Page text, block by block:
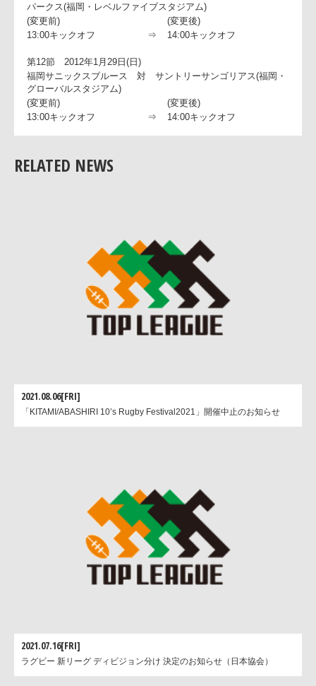
13:00キックオフ
⇒ 14:00キックオフ
第9節 2012年1月9日(月･祝)
福岡サニックスブルース 対 コカ・コーラウエストレッドス
パークス(福岡・レベルファイブスタジアム)
(変更前)
13:00キックオフ
⇒ 14:00キックオフ
グローバルスタジアム)
RELATED NEWS
2021.08.06[FRI]
「KITAMI/ABASHIRI 10’s Rugby Festival2021」開催中止のお知らせ
2021.07.16[FRI]
ラグビー 新リーグ ディビジョン分け 決定のお知らせ（日本協会）